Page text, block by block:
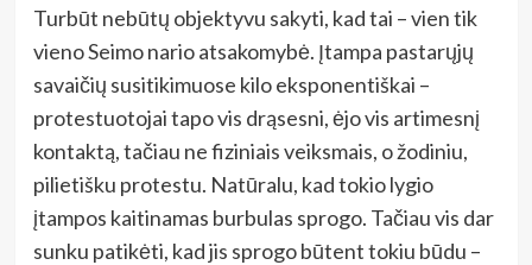
Turbūt nebūtų objektyvu sakyti, kad tai – vien tik
vieno Seimo nario atsakomybė. Įtampa pastarųjų
savaičių susitikimuose kilo eksponentiškai –
protestuotojai tapo vis drąsesni, ėjo vis artimesnį
kontaktą, tačiau ne fiziniais veiksmais, o žodiniu,
pilietišku protestu. Natūralu, kad tokio lygio
įtampos kaitinamas burbulas sprogo. Tačiau vis dar
sunku patikėti, kad jis sprogo būtent tokiu būdu –